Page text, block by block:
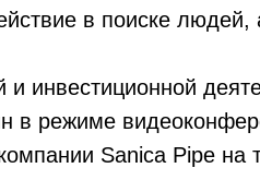
в поиске людей,
инвестиционной
в режиме
Sanica Pipe на